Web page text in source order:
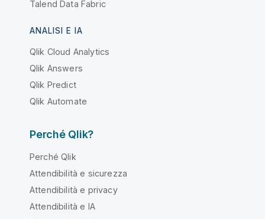
Talend Data Fabric
ANALISI E IA
Qlik Cloud Analytics
Qlik Answers
Qlik Predict
Qlik Automate
Perché Qlik?
Perché Qlik
Attendibilità e sicurezza
Attendibilità e privacy
Attendibilità e IA